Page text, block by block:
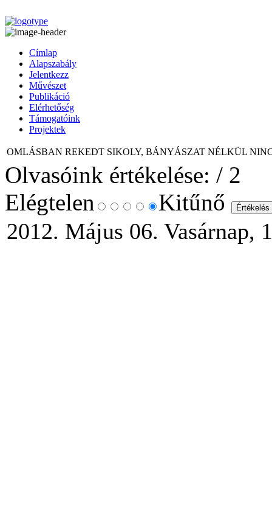
Címlap
Alapszabály
Jelentkezz
Művészet
Publikáció
Elérhetőség
Támogatóink
Projektek
OMLÁSBAN REKEDT SIKOLY, BÁNYÁSZAT NÉLKÜL
Olvasóink értékelése: / 2
Elégtelen
Kitűnő
2012. Május 06. Vasárnap,